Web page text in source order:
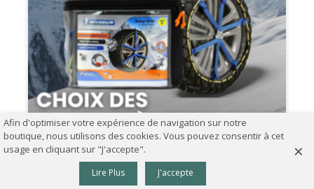
Comment choisir ses chaînes à neige ?
0
Afin d'optimiser votre expérience de navigation sur notre
boutique, nous utilisons des cookies. Vous pouvez consentir à cet
usage en cliquant sur "J'accepte".
Lire Plus J'accepte
×